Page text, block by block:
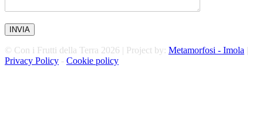
© Con i Frutti della Terra 2026 | Project by: Metamorfosi - Imola |
Privacy Policy - Cookie policy